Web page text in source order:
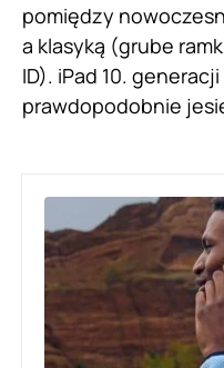
pomiędzy
a klasyką (grube
ID). iPad 10.
prawdopodobnie